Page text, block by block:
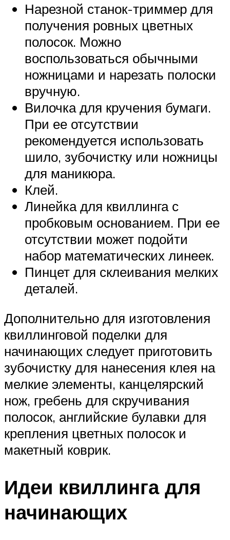
Нарезной станок-триммер для
получения ровных цветных
полосок. Можно
воспользоваться обычными
ножницами и нарезать полоски
вручную.
Вилочка для кручения бумаги.
При ее отсутствии
рекомендуется использовать
шило, зубочистку или ножницы
для маникюра.
Клей.
Линейка для квиллинга с
пробковым основанием. При ее
отсутствии может подойти
набор математических линеек.
Пинцет для склеивания мелких
деталей.
Дополнительно для изготовления
квиллинговой поделки для
начинающих следует приготовить
зубочистку для нанесения клея на
мелкие элементы, канцелярский
нож, гребень для скручивания
полосок, английские булавки для
крепления цветных полосок и
макетный коврик.
Идеи квиллинга для
начинающих